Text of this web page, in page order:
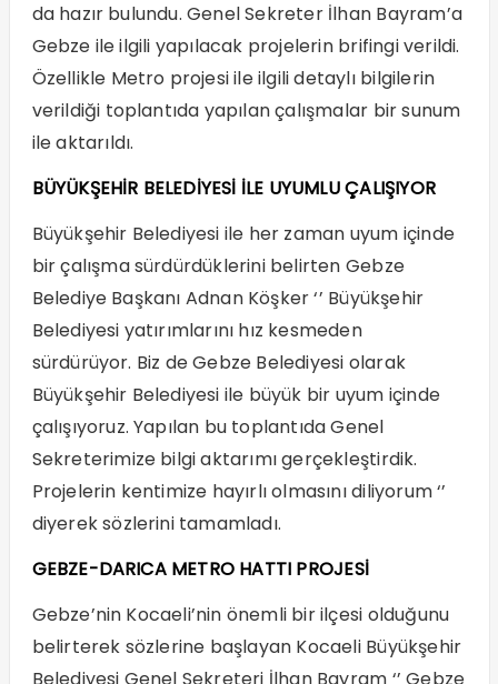
da hazır bulundu. Genel Sekreter İlhan Bayram’a
Gebze ile ilgili yapılacak projelerin brifingi verildi.
Özellikle Metro projesi ile ilgili detaylı bilgilerin
verildiği toplantıda yapılan çalışmalar bir sunum
ile aktarıldı.
BÜYÜKŞEHİR BELEDİYESİ İLE UYUMLU ÇALIŞIYOR
Büyükşehir Belediyesi ile her zaman uyum içinde
bir çalışma sürdürdüklerini belirten Gebze
Belediye Başkanı Adnan Köşker ‘’ Büyükşehir
Belediyesi yatırımlarını hız kesmeden
sürdürüyor. Biz de Gebze Belediyesi olarak
Büyükşehir Belediyesi ile büyük bir uyum içinde
çalışıyoruz. Yapılan bu toplantıda Genel
Sekreterimize bilgi aktarımı gerçekleştirdik.
Projelerin kentimize hayırlı olmasını diliyorum ‘’
diyerek sözlerini tamamladı.
GEBZE-DARICA METRO HATTI PROJESİ
Gebze’nin Kocaeli’nin önemli bir ilçesi olduğunu
belirterek sözlerine başlayan Kocaeli Büyükşehir